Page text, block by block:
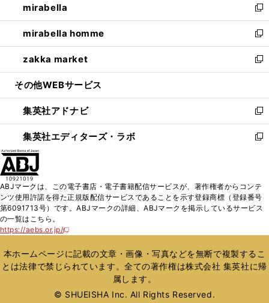
く
で
開
く
ド
ウ
で
開
く
ィ
ン
ド
ウ
で
開
い
ウ
ィ
ン
ド
ウ
開
く
mirabella
新
し
い
ウ
ィ
ン
ウ
で
開
く
mirabella homme
新
し
い
ウ
ン
ド
ウ
で
zakka market
新
し
ウ
ィ
ン
ド
く
その他WEBサービス
集英社アドナビ
新
し
い
ド
ウ
で
集英社エディターズ・ラボ
新
ィ
ン
ド
開
く
ABJマークは、この電子書店・電子書籍配信サービスが、著作権者からコンテ
ンツ使用許諾を得た正規版配信サービスであることを示す登録商標（登録番号
第6091713号）です。ABJマークの詳細、ABJマークを掲示しているサービス
の一覧はこちら。
https://aebs.or.jp/
新
い
ウ
ィ
ウ
本ホームページに記載の文章・画像・写真などを無断で複製するこ
とは法律で禁じられています。全ての著作権は株式会社 集英社に帰
属します。
© SHUEISHA Inc. All Rights Reserved.